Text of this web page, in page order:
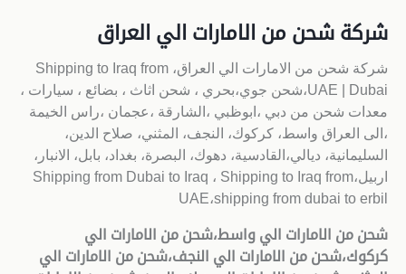
شركة شحن من الامارات الي العراق
شركة شحن من الامارات الي العراق، Shipping to Iraq from
UAE | Dubai،شحن جوي،بحري ، شحن اثاث ، بضائع ، سيارات ،
معدات شحن من دبي ،ابوظبي ،الشارقة ،عجمان ،راس الخيمة
،الى العراق واسط، كركوك، النجف، المثني، صلاح الدين،
السليمانية، ديالي،القادسية، دهوك، البصرة، بغداد، بابل، الانبار،
اربيل،Shipping from Dubai to Iraq ، Shipping to Iraq from
UAE،shipping from dubai to erbil
شحن من الامارات الي واسط،شحن من الامارات الي
كركوك،شحن من الامارات الي النجف،شحن من الامارات الي